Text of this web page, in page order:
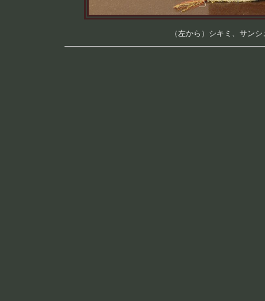
（左から）シキミ、サン